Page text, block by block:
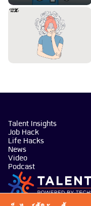
Talent Insights
Job Hack
Life Hacks
News
Video
Podcast